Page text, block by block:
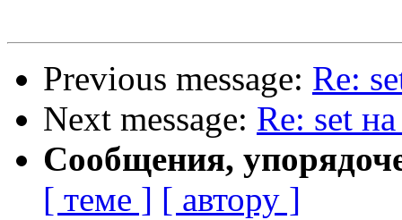
Previous message: Re:
Next message: Re: set
Сообщения,
[ теме ] [ автору ]